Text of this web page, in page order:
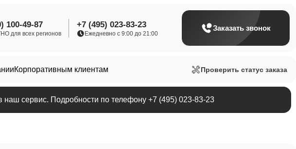
100-49-87
для всех регионов
+7 (495) 023-83-23
Ежедневно с 9:00 до 21:00
Заказать звонок
Корпоративным клиентам Проверить статус заказа
сервис. Подробности по телефону +7 (495) 023-83-23